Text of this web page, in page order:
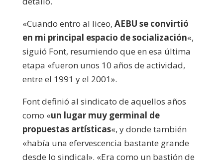
«Cuando entro al liceo, AEBU se convirtió
en mi principal espacio de socialización«,
siguió Font, resumiendo que en esa última
etapa «fueron unos 10 años de actividad,
entre el 1991 y el 2001».
Font definió al sindicato de aquellos años
como «un lugar muy germinal de
propuestas artísticas«, y donde también
«había una efervescencia bastante grande
desde lo sindical». «Era como un bastión de